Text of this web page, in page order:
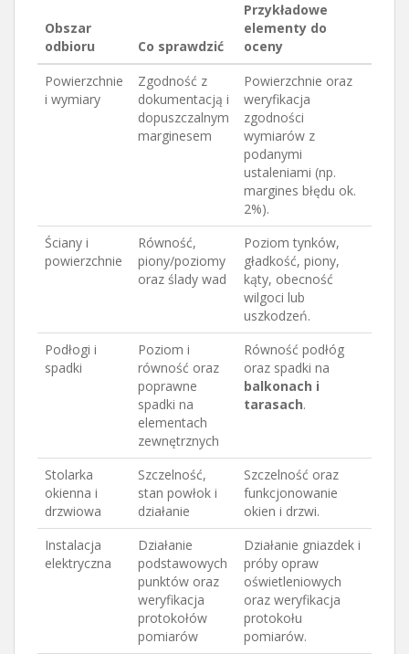
Obszar
odbioru
Co sprawdzić
Przykładowe
elementy do
oceny
Powierzchnie
i wymiary
Zgodność z
dokumentacją i
dopuszczalnym
marginesem
Powierzchnie oraz
weryfikacja
zgodności
wymiarów z
podanymi
ustaleniami (np.
margines błędu ok.
2%).
Ściany i
powierzchnie
Równość,
piony/poziomy
oraz ślady wad
Poziom tynków,
gładkość, piony,
kąty, obecność
wilgoci lub
uszkodzeń.
Podłogi i
spadki
Poziom i
równość oraz
poprawne
spadki na
elementach
zewnętrznych
Równość podłóg
oraz spadki na
balkonach i
tarasach.
Stolarka
okienna i
drzwiowa
Szczelność,
stan powłok i
działanie
Szczelność oraz
funkcjonowanie
okien i drzwi.
Instalacja
elektryczna
Działanie
podstawowych
punktów oraz
weryfikacja
protokołów
pomiarów
Działanie gniazdek i
próby opraw
oświetleniowych
oraz weryfikacja
protokołu
pomiarów.